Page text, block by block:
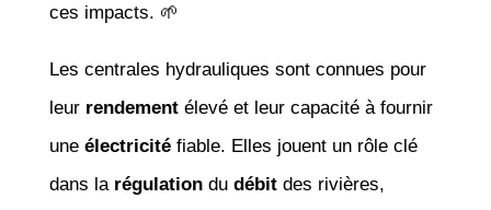
ces impacts. 🌱
Les centrales hydrauliques sont connues pour
leur rendementélevé et leur capacité à fournir
une électricitéfiable. Elles jouent un rôle clé
dans la régulationdu débitdes rivières,